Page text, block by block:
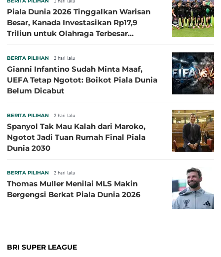
Piala Dunia 2026 Tinggalkan Warisan
Besar, Kanada Investasikan Rp17,9
Triliun untuk Olahraga Terbesar
BERITA PILIHAN 2 hari lalu
Gianni Infantino Sudah Minta Maaf,
UEFA Tetap Ngotot: Boikot Piala Dunia
Belum Dicabut
BERITA PILIHAN 2 hari lalu
Spanyol Tak Mau Kalah dari Maroko,
Ngotot Jadi Tuan Rumah Final Piala
Dunia 2030
BERITA PILIHAN 2 hari lalu
Thomas Muller Menilai MLS Makin
Bergengsi Berkat Piala Dunia 2026
BRI SUPER LEAGUE